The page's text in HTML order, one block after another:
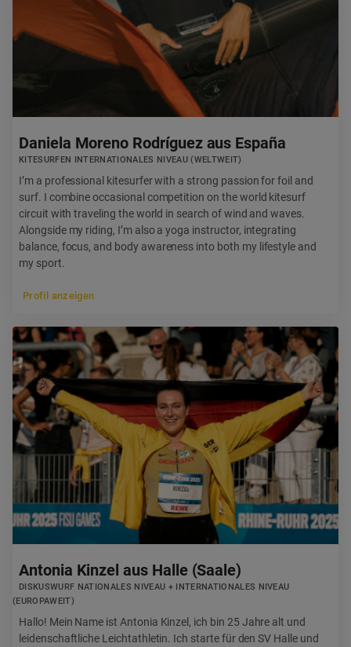
Daniela Moreno Rodríguez aus España
KITESURFEN INTERNATIONALES NIVEAU (WELTWEIT)
I’m a professional kitesurfer with a strong passion for foil and
surf. I combine occasional competition on the world kitesurf
circuit with traveling the world in search of wind and waves.
Alongside my riding, I’m also a yoga instructor, integrating
balance, focus, and body awareness into both my lifestyle and
my sport.
Profil anzeigen
Antonia Kinzel aus Halle (Saale)
DISKUSWURF NATIONALES NIVEAU + INTERNATIONALES NIVEAU
(EUROPAWEIT)
Hallo! Mein Name ist Antonia Kinzel, ich bin 25 Jahre alt und
leidenschaftliche Leichtathletin. Ich starte für den SV Halle und